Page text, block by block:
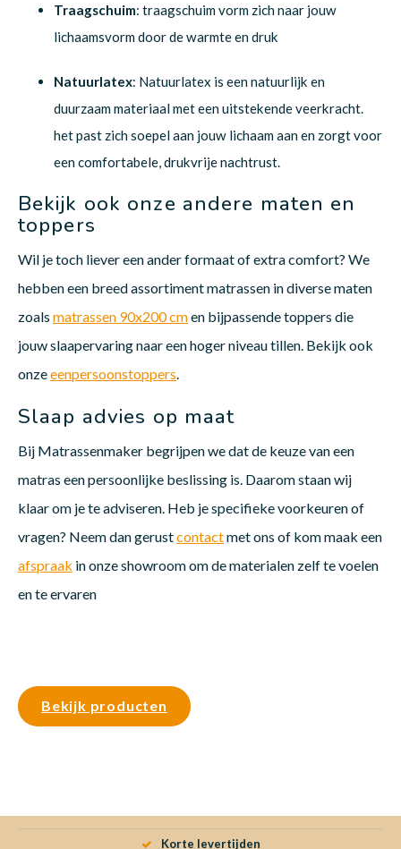
Traagschuim: traagschuim vorm zich naar jouw
lichaamsvorm door de warmte en druk
Natuurlatex: Natuurlatex is een natuurlijk en
duurzaam materiaal met een uitstekende veerkracht.
het past zich soepel aan jouw lichaam aan en zorgt voor
een comfortabele, drukvrije nachtrust.
Bekijk ook onze andere maten en
toppers
Wil je toch liever een ander formaat of extra comfort? We
hebben een breed assortiment matrassen in diverse maten
zoals matrassen 90x200 cmen bijpassende toppers die
jouw slaapervaring naar een hoger niveau tillen. Bekijk ook
onzeeenpersoonstoppers
Slaap advies op maat
Bij Matrassenmaker begrijpen we dat de keuze van een
matras een persoonlijke beslissing is. Daarom staan wij
klaar om je te adviseren. Heb je specifieke voorkeuren of
vragen? Neem dan gerustcontactmet ons of kom maak een
afspraak in onze showroom om de materialen zelf te voelen
en te ervaren
Bekijk producten
Korte levertijden